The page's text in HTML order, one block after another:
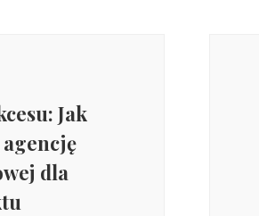
Jak
dla